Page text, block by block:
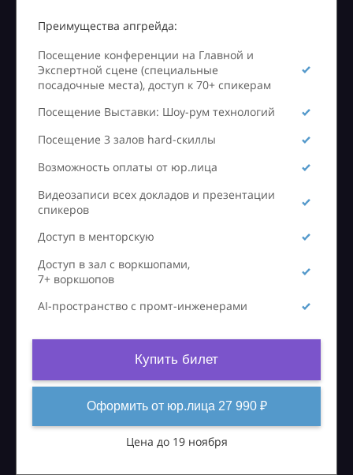
Преимущества апгрейда:
Посещение конференции на Главной и
Экспертной сцене (специальные
посадочные места), доступ к 70+ спикерам
Посещение Выставки: Шоу-рум технологий
Посещение 3 залов hard-скиллы
Возможность оплаты от юр.лица
Видеозаписи всех докладов и презентации
спикеров
Доступ в менторскую
Доступ в зал с воркшопами,
7+ воркшопов
AI-пространство с промт-инженерами
Купить билет
Оформить от юр.лица 27 990 ₽
Цена до 19 ноября